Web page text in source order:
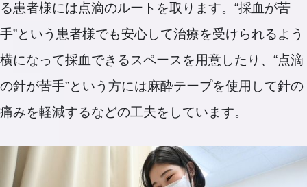
る患者様には点滴のルートを取ります。“採血が苦
手”という患者様でも安心して治療を受けられるよう
横になって採血できるスペースを用意したり、“点滴
の針が苦手”という方には麻酔テープを使用して針の
痛みを軽減するなどの工夫をしています。